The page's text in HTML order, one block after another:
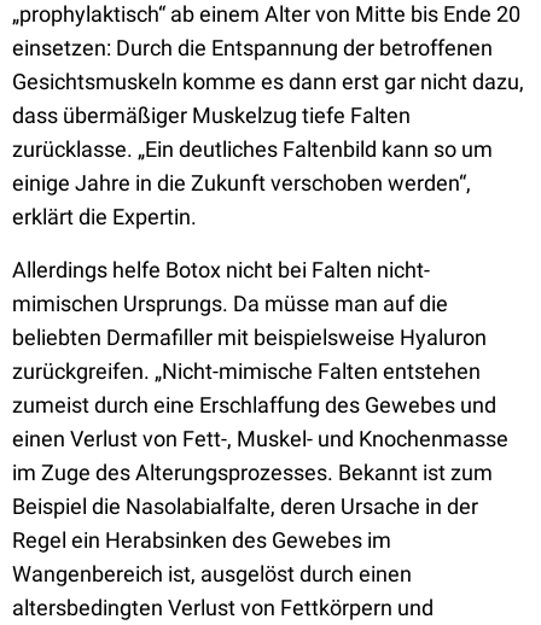
„prophylaktisch“ ab einem Alter von Mitte bis Ende 20
einsetzen: Durch die Entspannung der betroffenen
Gesichtsmuskeln komme es dann erst gar nicht dazu,
dass übermäßiger Muskelzug tiefe Falten
zurücklasse. „Ein deutliches Faltenbild kann so um
einige Jahre in die Zukunft verschoben werden“,
erklärt die Expertin.
Allerdings helfe Botox nicht bei Falten nicht-
mimischen Ursprungs. Da müsse man auf die
beliebten Dermafiller mit beispielsweise Hyaluron
zurückgreifen. „Nicht-mimische Falten entstehen
zumeist durch eine Erschlaffung des Gewebes und
einen Verlust von Fett-, Muskel- und Knochenmasse
im Zuge des Alterungsprozesses. Bekannt ist zum
Beispiel die Nasolabialfalte, deren Ursache in der
Regel ein Herabsinken des Gewebes im
Wangenbereich ist, ausgelöst durch einen
altersbedingten Verlust von Fettkörpern und